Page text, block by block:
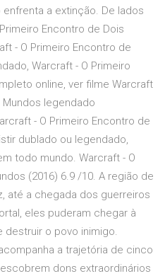
a extinção. De lados
Encontro de Dois
- O Primeiro Encontro de
Warcraft - O Primeiro
online, ver filme Warcraft
Mundos legendado
- O Primeiro Encontro de
dublado ou legendado,
todo mundo. Warcraft - O
(2016) 6.9 /10. A região de
até a chegada dos guerreiros
eles puderam chegar à
destruir o povo inimigo.
a trajetória de cinco
dons extraordinários